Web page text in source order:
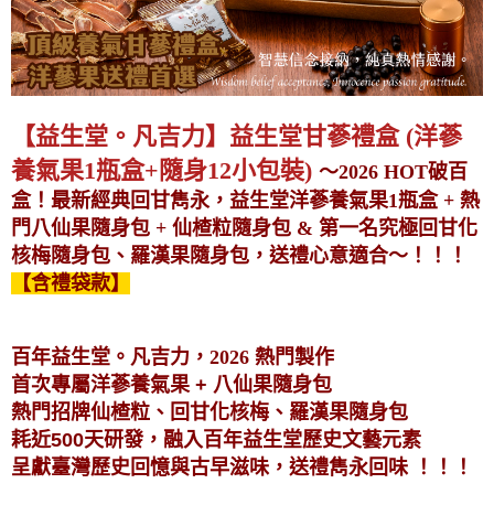
【益生堂。凡吉力】益生堂甘蔘禮盒 (洋蔘
養氣果1瓶盒+隨身12小包裝) ～2026 HOT破百
盒！最新經典回甘雋永，益生堂洋蔘養氣果1瓶盒 + 熱
門八仙果隨身包 + 仙楂粒隨身包 & 第一名究極回甘化
核梅隨身包、 羅漢果隨身包 ，送禮心意適合～！！！
【含禮袋款】
百年益生堂。凡吉力， 2026 熱門製作
首次專屬洋蔘養氣果 + 八仙果隨身包
熱門招牌仙楂粒、回甘化核梅、 羅漢果隨身包
耗近500天研發，融入百年益生堂歷史文藝元素
呈獻臺灣歷史回憶與古早滋味，送禮雋永回味
！！！